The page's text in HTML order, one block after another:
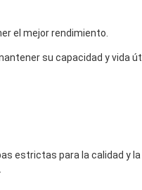
el mejor rendimiento.
su capacidad y vida
estrictas para la calidad y